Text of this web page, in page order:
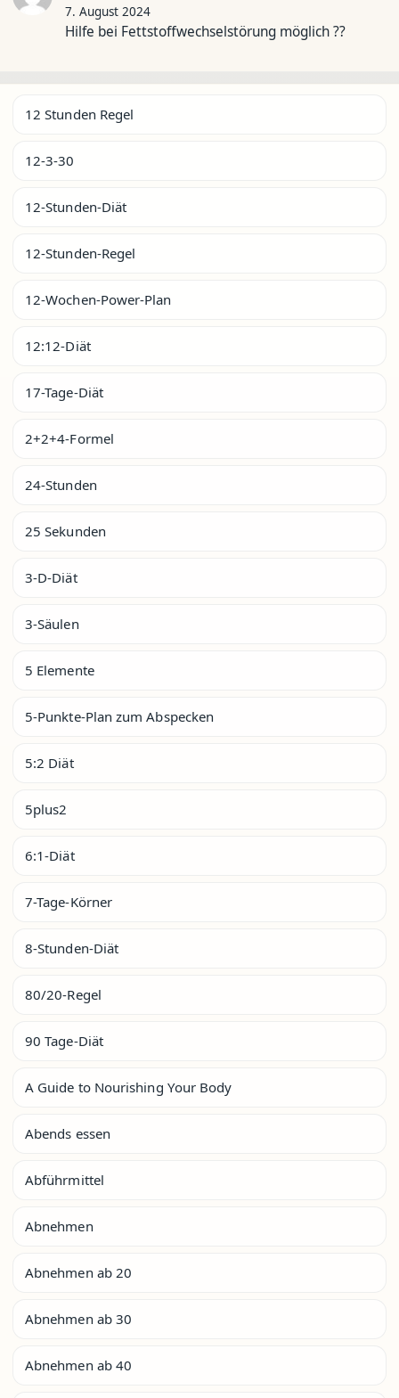
7. August 2024
Hilfe bei Fettstoffwechselstörung möglich ??
12 Stunden Regel
12-3-30
12-Stunden-Diät
12-Stunden-Regel
12-Wochen-Power-Plan
12:12-Diät
17-Tage-Diät
2+2+4-Formel
24-Stunden
25 Sekunden
3-D-Diät
3-Säulen
5 Elemente
5-Punkte-Plan zum Abspecken
5:2 Diät
5plus2
6:1-Diät
7-Tage-Körner
8-Stunden-Diät
80/20-Regel
90 Tage-Diät
A Guide to Nourishing Your Body
Abends essen
Abführmittel
Abnehmen
Abnehmen ab 20
Abnehmen ab 30
Abnehmen ab 40